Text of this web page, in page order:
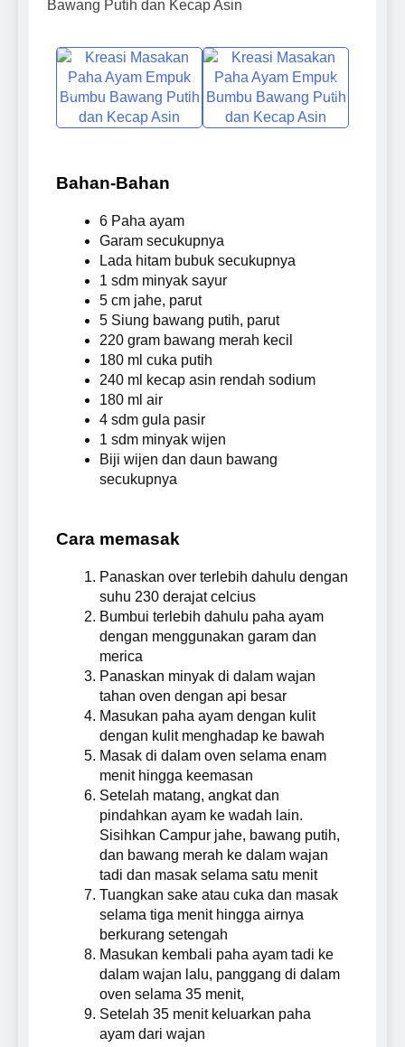
Kuliner
Panduan Dasar
dari Nol di Cileungsi
untuk Wilayah Cibubur,
Gunung Putri, Kelapa
Nunggal, Depok, Setu
dan sekitarnya
2 Weeks Ago
Puskom Pati Berduka
Atas Berpulangnya
Mas Karyo, Korwil
Tangerang
2 Weeks Ago
Skript VBA untuk
Menghitung Sum,
Max, Min, Average
Bahan-Bahan
6 Paha ayam
Garam secukupnya
Lada hitam bubuk secukupnya
1 sdm minyak sayur
5 cm jahe, parut
5 Siung bawang putih, parut
220 gram bawang merah kecil
180 ml cuka putih
240 ml kecap asin rendah sodium
180 ml air
4 sdm gula pasir
1 sdm minyak wijen
Biji wijen dan daun bawang
secukupnya
Cara memasak
Panaskan over terlebih dahulu dengan
suhu 230 derajat celcius
Bumbui terlebih dahulu paha ayam
dengan menggunakan garam dan
merica
Panaskan minyak di dalam wajan
tahan oven dengan api besar
Masukan paha ayam dengan kulit
dengan kulit menghadap ke bawah
Masak di dalam oven selama enam
menit hingga keemasan
Setelah matang, angkat dan
pindahkan ayam ke wadah lain.
Sisihkan Campur jahe, bawang putih,
dan bawang merah ke dalam wajan
tadi dan masak selama satu menit
Tuangkan sake atau cuka dan masak
selama tiga menit hingga airnya
berkurang setengah
Masukan kembali paha ayam tadi ke
dalam wajan lalu, panggang di dalam
oven selama 35 menit,
Setelah 35 menit keluarkan paha
ayam dari wajan